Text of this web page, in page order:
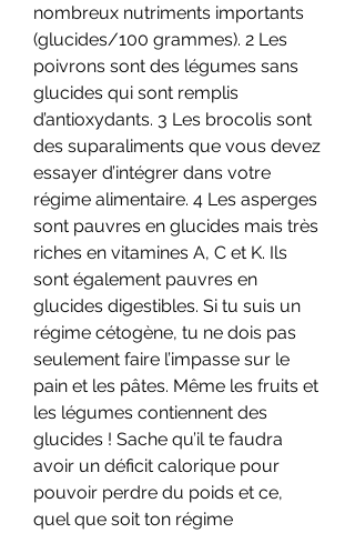
nombreux nutriments importants
(glucides/100 grammes). 2 Les
poivrons sont des légumes sans
glucides qui sont remplis
d’antioxydants. 3 Les brocolis sont
des suparaliments que vous devez
essayer d’intégrer dans votre
régime alimentaire. 4 Les asperges
sont pauvres en glucides mais très
riches en vitamines A, C et K. Ils
sont également pauvres en
glucides digestibles. Si tu suis un
régime cétogène, tu ne dois pas
seulement faire l’impasse sur le
pain et les pâtes. Même les fruits et
les légumes contiennent des
glucides ! Sache qu’il te faudra
avoir un déficit calorique pour
pouvoir perdre du poids et ce,
quel que soit ton régime